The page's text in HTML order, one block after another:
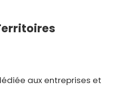
aux entreprises et